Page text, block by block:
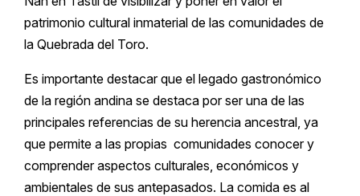
patrimonio cultural inmaterial de las comunidades de
la Quebrada del Toro.
Es importante destacar que el legado gastronómico
de la región andina se destaca por ser una de las
principales referencias de su herencia ancestral, ya
que permite a las propias comunidades conocer y
comprender aspectos culturales, económicos y
ambientales de sus antepasados. La comida es al